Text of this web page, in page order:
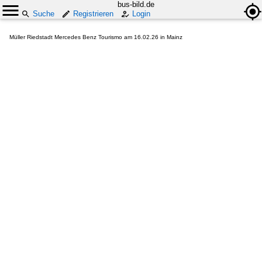
bus-bild.de
Suche
Registrieren Login
Müller Riedstadt Mercedes Benz Tourismo am 16.02.26 in Mainz